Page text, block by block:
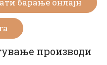
производи